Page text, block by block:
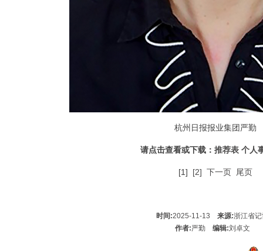
杭州日报报业集团严勤
请点击查看或下载：推荐表 个人
[1] [2] 下一页 尾页
时间:2025-11-13来源:浙江省
作者:严勤编辑:刘卓文